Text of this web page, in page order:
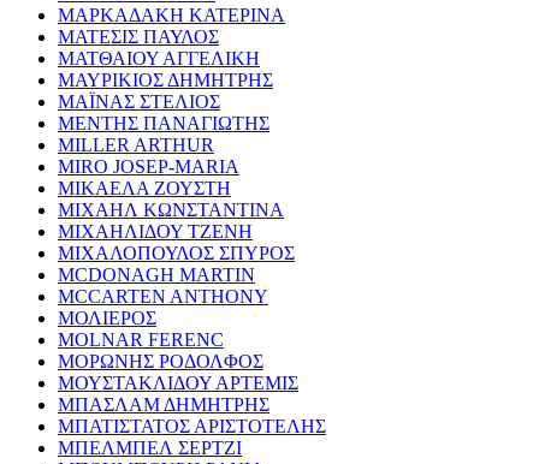
ΜΑΡΚΑΔΑΚΗ ΚΑΤΕΡΙΝΑ
ΜΑΤΕΣΙΣ ΠΑΥΛΟΣ
ΜΑΤΘΑΙΟΥ ΑΓΓΕΛΙΚΗ
ΜΑΥΡΙΚΙΟΣ ΔΗΜΗΤΡΗΣ
ΜΑΪΝΑΣ ΣΤΕΛΙΟΣ
ΜΕΝΤΗΣ ΠΑΝΑΓΙΩΤΗΣ
MILLER ARTHUR
MIRO JOSEP-MARIA
ΜΙΚΑΕΛΑ ΖΟΥΣΤΗ
ΜΙΧΑΗΛ ΚΩΝΣΤΑΝΤΙΝΑ
ΜΙΧΑΗΛΙΔΟΥ ΤΖΕΝΗ
ΜΙΧΑΛΟΠΟΥΛΟΣ ΣΠΥΡΟΣ
MCDONAGH MARTIN
MCCARTEN ANTHONY
ΜΟΛΙΕΡΟΣ
MOLNAR FERENC
ΜΟΡΩΝΗΣ ΡΟΔΟΛΦΟΣ
ΜΟΥΣΤΑΚΛΙΔΟΥ ΑΡΤΕΜΙΣ
ΜΠΑΣΛΑΜ ΔΗΜΗΤΡΗΣ
ΜΠΑΤΙΣΤΑΤΟΣ ΑΡΙΣΤΟΤΕΛΗΣ
ΜΠΕΛΜΠΕΛ ΣΕΡΤΖΙ